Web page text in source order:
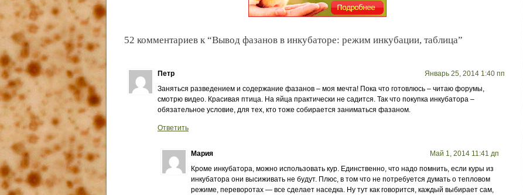
52 комментариев к “Вывод фазанов в инкубаторе: режим инкубации, таблица”
Петр
Январь 25, 2014 1:40 пп
Заняться разведением и содержание фазанов – моя мечта! Пока что готовлюсь – читаю форумы,
смотрю видео. Красивая птица. На яйца практически не садится. Так что покупка инкубатора –
обязательное условие, для тех, кто тоже собирается заниматься фазаном.
Ответить
Мария
Май 1, 2014 11:41 дп
Кроме инкубатора, можно использовать кур. Единственно, что надо помнить, если куры из
инкубатора они высиживать не будут. Плюс, в том что не потребуется думать о тепловом
режиме, переворотах — все сделает наседка. Ну тут как говорится, каждый выбирает сам,